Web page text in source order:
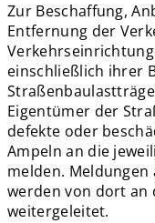
Zur Beschaffung,
Entfernung der
einschließlich ihrer
Eigentümer der
defekte oder
Ampeln an die
melden.
werden von dort an
weitergeleitet.